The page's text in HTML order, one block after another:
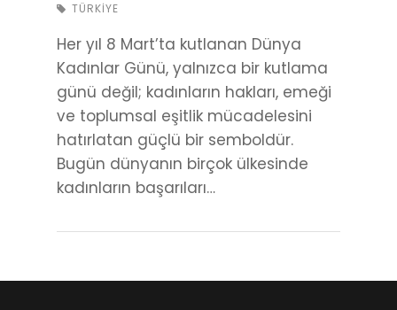
TÜRKIYE
Her yıl 8 Mart’ta kutlanan Dünya
Kadınlar Günü, yalnızca bir kutlama
günü değil; kadınların hakları, emeği
ve toplumsal eşitlik mücadelesini
hatırlatan güçlü bir semboldür.
Bugün dünyanın birçok ülkesinde
kadınların başarıları…